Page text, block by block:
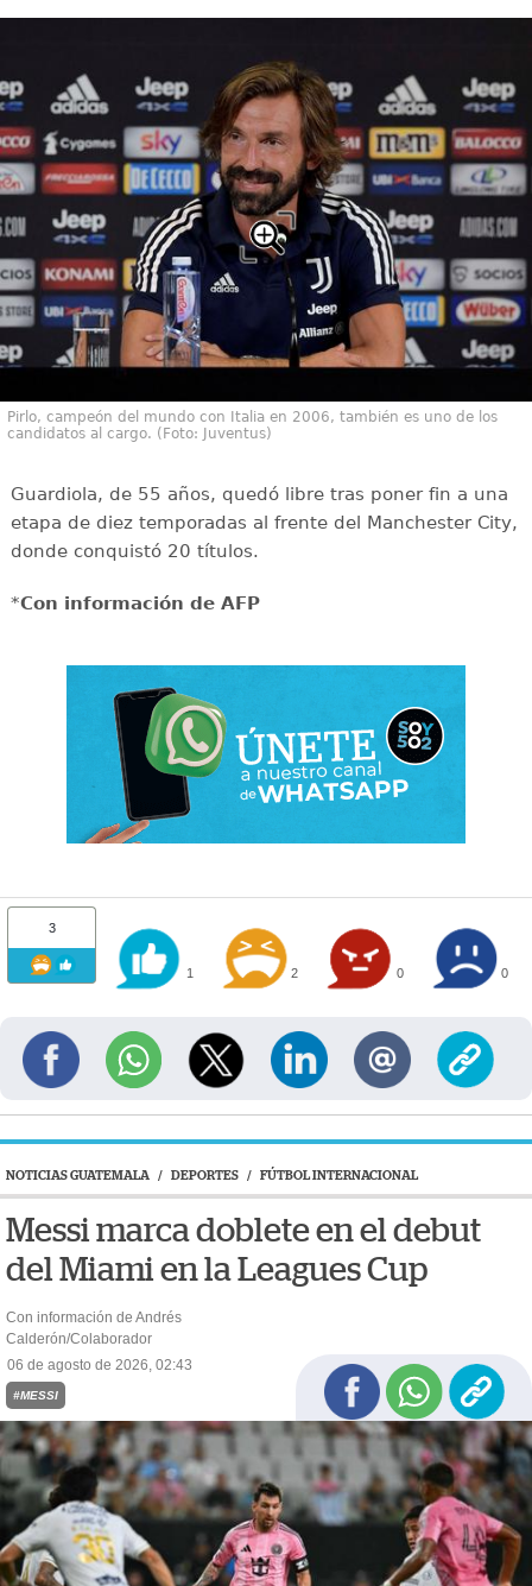
Pirlo, campeón del mundo con Italia en 2006, también es uno de los
candidatos al cargo. (Foto: Juventus)
Guardiola, de 55 años, quedó libre tras poner fin a una
etapa de diez temporadas al frente del Manchester City,
donde conquistó 20 títulos.
*Con información de AFP
3
1 2 0 0
NOTICIAS GUATEMALA / DEPORTES / FÚTBOL INTERNACIONAL
Messi marca doblete en el debut
del Miami en la Leagues Cup
Con información de Andrés
Calderón/Colaborador
06 de agosto de 2026, 02:43
#MESSI